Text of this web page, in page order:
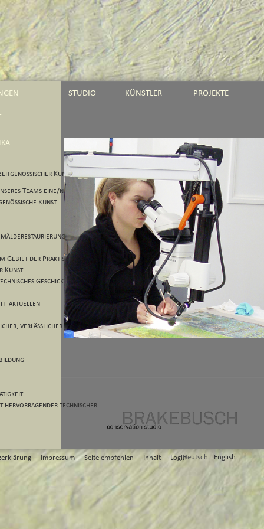
STUDIO KÜNSTLER PROJEKTE
Kunst
Teams eine/n
Kunst.
mit Diplom
Gebiet der Praktischen
Kunst
Geschick/
aktuellen
verlässlicher und
hervorragender technischer
Impressum Seite empfehlen Inhalt Login English
Deutsch